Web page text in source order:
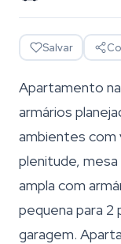
Salvar
Apartamento
armários
ambientes com
plenitude, mesa
ampla com
pequena para 2
garagem.